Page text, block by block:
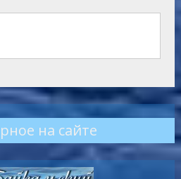
на сайте